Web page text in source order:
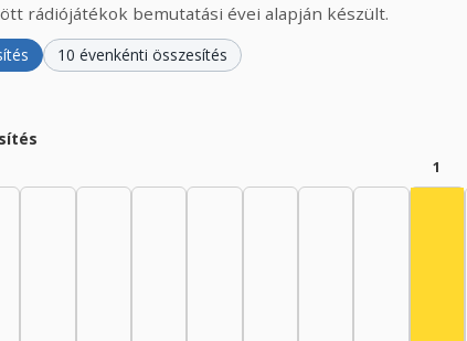
rádiójátékok bemutatási évei alapján készült.
10 évenkénti összesítés
1